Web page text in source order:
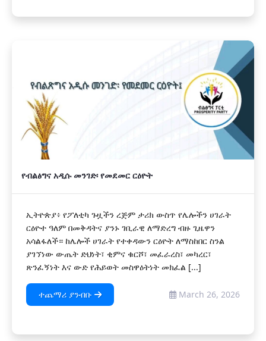
የብልፅግና አዲሱ መንገድ፡ የመደመር ርዕዮት
ኢትዮጵያ፥ የፖለቲካ ጉዟችን ረጅም ታሪክ ውስጥ የሌሎችን ሀገራት
ርዕዮተ ዓለም በመቅዳትና ያንኑ ገቢራዊ ለማድረግ ብዙ ጊዜዋን
አሳልፋለች። ከሌሎች ሀገራት የተቀዳውን ርዕዮት ለማስከበር ስንል
ያገኘነው ውጤት ድህነት፣ ቂምና ቁርሾ፣ መፈራረስ፣ መካረር፣
ጽንፈኝነት እና ውድ የሕይወት መስዋዕትነት መክፈል [...]
ተጨማሪ ያንብቡ March 26, 2026